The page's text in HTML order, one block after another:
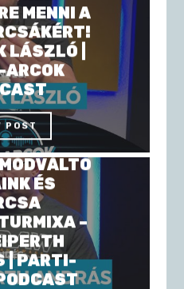
MENNI A
LÁSZLÓ |
POST
ÉS
–
| PARTI-